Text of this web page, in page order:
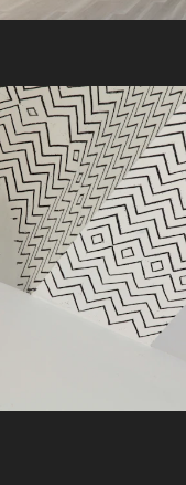
og har siden den
prosjektet i